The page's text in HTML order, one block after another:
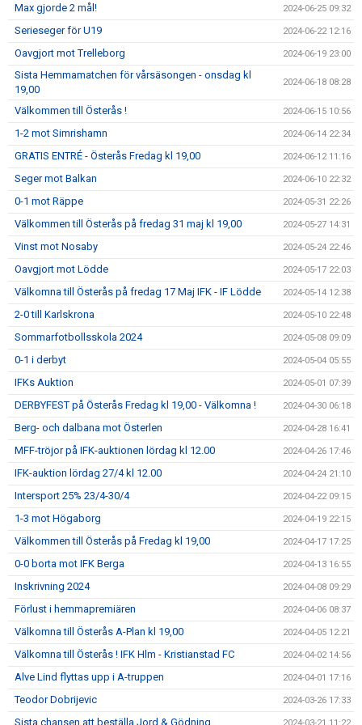
Max gjorde 2 mål! 2024-06-25 09:32
Serieseger för U19 2024-06-22 12:16
Oavgjort mot Trelleborg 2024-06-19 23:00
Sista Hemmamatchen för vårsäsongen - onsdag kl
19,00
2024-06-18 08:28
Välkommen till Österås ! 2024-06-15 10:56
1-2 mot Simrishamn 2024-06-14 22:34
GRATIS ENTRÉ - Österås Fredag kl 19,00 2024-06-12 11:16
Seger mot Balkan 2024-06-10 22:32
0-1 mot Räppe 2024-05-31 22:26
Välkommen till Österås på fredag 31 maj kl 19,00 2024-05-27 14:31
Vinst mot Nosaby 2024-05-24 22:46
Oavgjort mot Lödde 2024-05-17 22:03
Välkomna till Österås på fredag 17 Maj IFK - IF Lödde 2024-05-14 12:38
2-0 till Karlskrona 2024-05-10 22:48
Sommarfotbollsskola 2024 2024-05-08 09:09
0-1 i derbyt 2024-05-04 05:55
IFKs Auktion 2024-05-01 07:39
DERBYFEST på Österås Fredag kl 19,00 - Välkomna ! 2024-04-30 06:18
Berg- och dalbana mot Österlen 2024-04-28 16:41
MFF-tröjor på IFK-auktionen lördag kl 12.00 2024-04-26 17:46
IFK-auktion lördag 27/4 kl 12.00 2024-04-24 21:10
Intersport 25% 23/4-30/4 2024-04-22 09:15
1-3 mot Högaborg 2024-04-19 22:15
Välkommen till Österås på Fredag kl 19,00 2024-04-17 17:25
0-0 borta mot IFK Berga 2024-04-13 16:55
Inskrivning 2024 2024-04-08 09:29
Förlust i hemmapremiären 2024-04-06 08:37
Välkomna till Österås A-Plan kl 19,00 2024-04-05 12:21
Välkomna till Österås ! IFK Hlm - Kristianstad FC 2024-04-02 14:56
Alve Lind flyttas upp i A-truppen 2024-04-01 17:16
Teodor Dobrijevic 2024-03-26 17:33
Sista chansen att beställa Jord & Gödning 2024-03-21 11:22